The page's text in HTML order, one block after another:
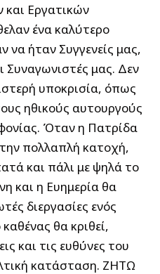
και Εργατικών
ένα καλύτερο
να ήταν Συγγενείς μας,
Συναγωνιστές μας. Δεν
υποκρισία, όπως
ηθικούς αυτουργούς
Όταν η Πατρίδα
πολλαπλή κατοχή,
και πάλι με ψηλά το
και η Ευημερία θα
διεργασίες ενός
θα κριθεί,
και τις ευθύνες του
κατάσταση. ΖΗΤΩ